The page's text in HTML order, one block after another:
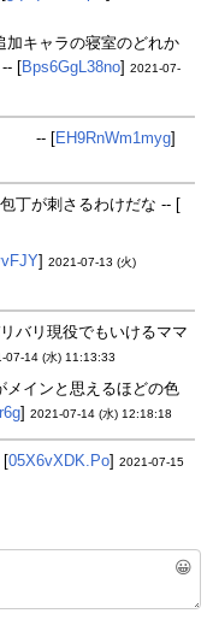
加キャラの寝室のどれか
[Bps6GgL38no] 2021-07-
-- [EH9RnWm1myg]
丁が刺さるわけだな -- [
] 2021-07-13 (火)
バリ現役でもいけるママ
07-14 (水) 11:13:33
メインと思えるほどの色
] 2021-07-14 (水) 12:18:18
[05X6vXDK.Po] 2021-07-15
😀